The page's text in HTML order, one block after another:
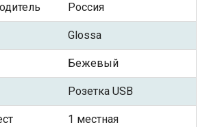
Россия
Glossa
Бежевый
Розетка USB
1 местная